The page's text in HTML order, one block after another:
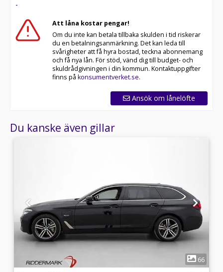
60 månaders garanti och komplettera med extra
hjuluppsättningar till bra priser. Gör ditt bilköp tryggt
och enkelt hos oss.
Med korta lagertider försvinner våra bilar snabbt! Ring
oss idag för att reservera din bil: 035-240 06 00. Vi
erbjuder även skräddarsydd finansiering och 14 dagars
fri försäkring från Folksam.
Se hur vi genomför våra tester här:
Carplay,Rattvärme,Tonade
rutor,Bluetooth,Rails,Elhissar,Elspeglar,AC,ACC,Isofix-
fästen,Stolsvärme,AC och
bak,Parkeringssensorer fram,Parkeringssensorer
fram & bak,Läderinteriör,Interiör i skinn eller delvis i
skinn,Active info display,Aircondition,Parkeringssensor
bak
-
Att låna kostar pengar!
Om du inte kan betala tillbaka skulden i tid riskerar
du en betalningsanmärkning. Det kan leda till
svårigheter att få hyra bostad, teckna abonnemang
och få nya lån. För stöd, vänd dig till budget- och
skuldrådgivningen i din kommun. Kontaktuppgifter
finns på konsumentverket.se.
Ansök om lånelöfte
Du kanske även gillar
66